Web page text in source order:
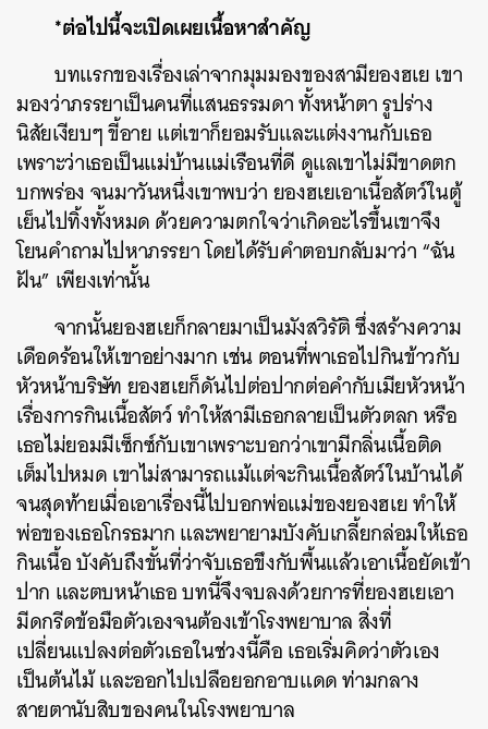
*ต่อไปนี้จะเปิดเผยเนื้อหาสำคัญ
บทแรกของเรื่องเล่าจากมุมมองของสามียองฮเย เขา
มองว่าภรรยาเป็นคนที่แสนธรรมดา ทั้งหน้าตา รูปร่าง
นิสัยเงียบๆ ขี้อาย แต่เขาก็ยอมรับและแต่งงานกับเธอ
เพราะว่าเธอเป็นแม่บ้านแม่เรือนที่ดี ดูแลเขาไม่มีขาดตก
บกพร่อง จนมาวันหนึ่งเขาพบว่า ยองฮเยเอาเนื้อสัตว์ในตู้
เย็นไปทิ้งทั้งหมด ด้วยความตกใจว่าเกิดอะไรขึ้นเขาจึง
โยนคำถามไปหาภรรยา โดยได้รับคำตอบกลับมาว่า “ฉัน
ฝัน” เพียงเท่านั้น
จากนั้นยองฮเยก็กลายมาเป็นมังสวิรัติ ซึ่งสร้างความ
เดือดร้อนให้เขาอย่างมาก เช่น ตอนที่พาเธอไปกินข้าวกับ
หัวหน้าบริษัท ยองฮเยก็ดันไปต่อปากต่อคำกับเมียหัวหน้า
เรื่องการกินเนื้อสัตว์ ทำให้สามีเธอกลายเป็นตัวตลก หรือ
เธอไม่ยอมมีเซ็กซ์กับเขาเพราะบอกว่าเขามีกลิ่นเนื้อติด
เต็มไปหมด เขาไม่สามารถแม้แต่จะกินเนื้อสัตว์ในบ้านได้
จนสุดท้ายเมื่อเอาเรื่องนี้ไปบอกพ่อแม่ของยองฮเย ทำให้
พ่อของเธอโกรธมาก และพยายามบังคับเกลี้ยกล่อมให้เธอ
กินเนื้อ บังคับถึงขั้นที่ว่าจับเธอขึงกับพื้นแล้วเอาเนื้อยัดเข้า
ปาก และตบหน้าเธอ บทนี้จึงจบลงด้วยการที่ยองฮเยเอา
มีดกรีดข้อมือตัวเองจนต้องเข้าโรงพยาบาล สิ่งที่
เปลี่ยนแปลงต่อตัวเธอในช่วงนี้คือ เธอเริ่มคิดว่าตัวเอง
เป็นต้นไม้ และออกไปเปลือยอกอาบแดด ท่ามกลาง
สายตานับสิบของคนในโรงพยาบาล